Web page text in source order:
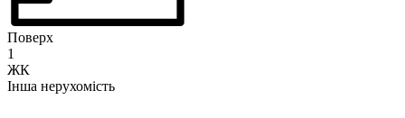
Поверх
1
ЖК
Інша нерухомість